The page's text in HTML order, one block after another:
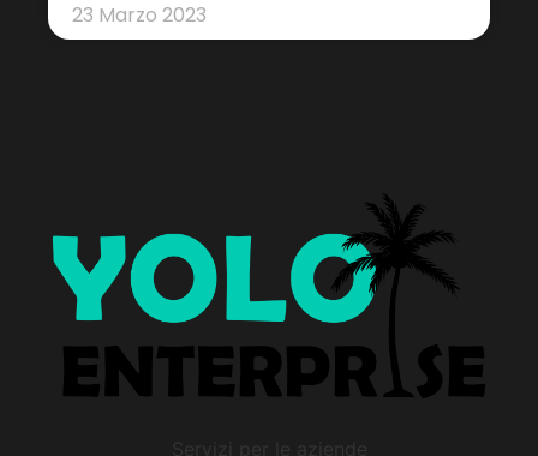
23 Marzo 2023
Servizi per le aziende